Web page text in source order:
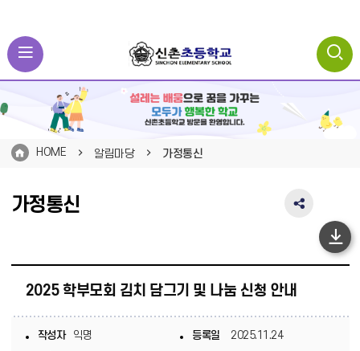
HOME 알림마당 가정통신
가정통신
SNS
기
2025 학부모회 김치 담그기 및 나눔 신청 안내
작성자 익명 등록일
2025.11.24
하
단
동